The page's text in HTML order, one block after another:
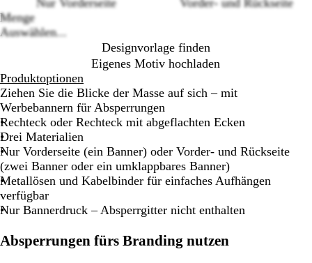
Menge
Auswählen...
Designvorlage finden
Eigenes Motiv hochladen
Produktoptionen
Ziehen Sie die Blicke der Masse auf sich – mit
Werbebannern für Absperrungen
Rechteck oder Rechteck mit abgeflachten Ecken
Drei Materialien
Nur Vorderseite (ein Banner) oder Vorder- und Rückseite
(zwei Banner oder ein umklappbares Banner)
Metallösen und Kabelbinder für einfaches Aufhängen
verfügbar
Nur Bannerdruck – Absperrgitter nicht enthalten
Absperrungen fürs Branding nutzen